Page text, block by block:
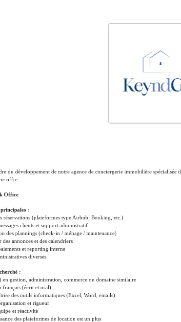
du développement de notre agence de conciergerie immobilière
offre
Office
principales :
réservations (plateformes type Airbnb, Booking, etc.)
clients et support administratif
des plannings (check-in / ménage / maintenance)
des annonces et des calendriers
et reporting interne
diverses
:
en gestion, administration, commerce ou domaine similaire
français (écrit et oral)
des outils informatiques (Excel, Word, emails)
et rigueur
et réactivité
des plateformes de location est un plus